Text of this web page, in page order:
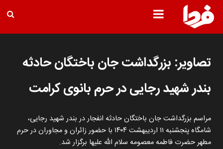
تصاویر: بزرگداشت جان باختگان حادثه
بندر شهید رجایی در حرم بانوی کرامت
مراسم بزرگداشت جان باختگان حادثه انفجار در بندر شهید رجایی،
شامگاه پنجشنبه ۱۱ اردیبهشت ۱۴۰۴ با حضور زائران و مجاوران در حرم
مطهر حضرت فاطمه معصومه سلام الله علیها برگزار شد.